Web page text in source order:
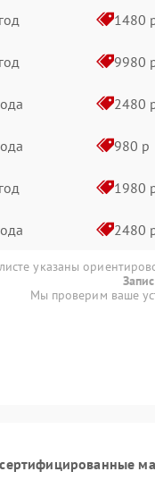
1480
9980
2480
980 р
1980
2480
указаны
Мы проверим ваше